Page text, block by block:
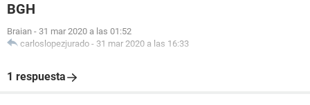
BGH
Braian - 31 mar 2020 a las 01:52
carloslopezjurado - 31 mar 2020 a las 16:33
1 respuesta